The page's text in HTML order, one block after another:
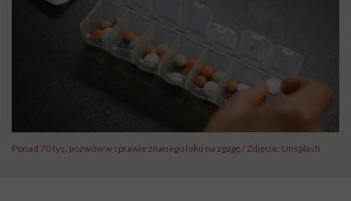
Ponad 70 tys. pozwów w sprawie znanego leku na zgagę / Zdjęcie: Unsplash